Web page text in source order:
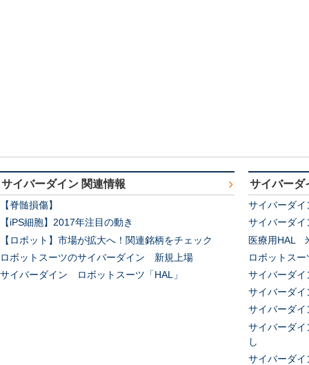
サイバーダイン 関連情報
【脊髄損傷】
【iPS細胞】2017年注目の動き
【ロボット】市場が拡大へ！関連銘柄をチェック
ロボットスーツのサイバーダイン 新規上場
サイバーダイン ロボットスーツ「HAL」
サイバーダ
サイバーダ
サイバーダ
医療用HAL
ロボットス
サイバーダ
サイバーダ
サイバーダ
サイバーダ
し
サイバーダ